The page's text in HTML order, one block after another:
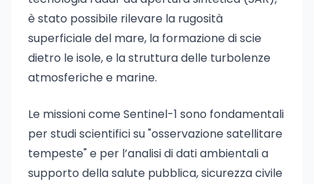
è stato possibile rilevare la rugosità
superficiale del mare, la formazione di scie
dietro le isole, e la struttura delle turbolenze
atmosferiche e marine.
Le missioni come Sentinel-1 sono fondamentali
per studi scientifici su "osservazione satellitare
tempeste" e per l’analisi di dati ambientali a
supporto della salute pubblica, sicurezza civile